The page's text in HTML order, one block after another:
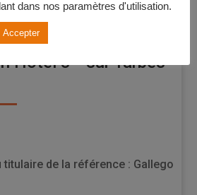
Hôtel 3 * sur Tarbes
titulaire de la référence : Gallego
dans nos paramètres d'utilisation.
Accepter